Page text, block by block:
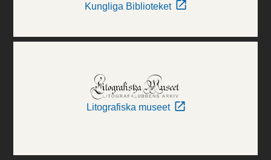
Kungliga Biblioteket
Litografiska museet